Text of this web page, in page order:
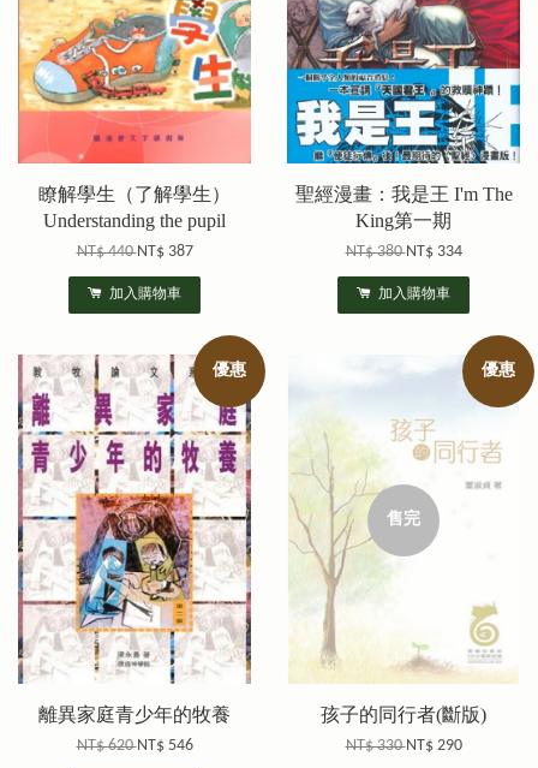
瞭解學生（了解學生）
Understanding the pupil
NT$ 440NT$ 387
加入購物車
聖經漫畫：我是王 I'm The
King第一期
NT$ 380NT$ 334
加入購物車
優惠
離異家庭青少年的牧養
NT$ 620NT$ 546
優惠
售完
孩子的同行者(斷版)
NT$ 330NT$ 290